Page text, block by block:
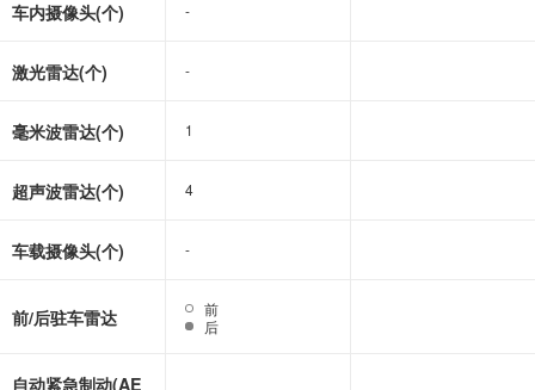
车内摄像头(个) -
激光雷达(个) -
毫米波雷达(个) 1
超声波雷达(个) 4
车载摄像头(个) -
前/后驻车雷达
前
后
自动紧急制动(AE
-
-
1
4
-
前
后